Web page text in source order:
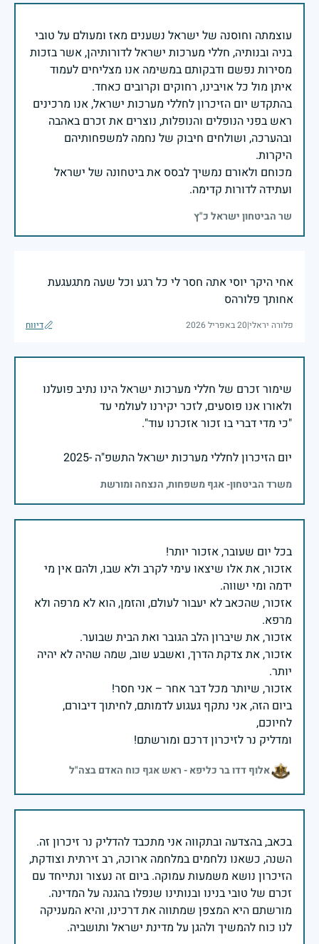
עוצמתה וחוסנה של ישראל נשענים מאז ומעולם על טובי
בניה ובנותיה, חללי מערכות ישראל לדורותיהן, אשר בזכות
מסירות נפשם ודבקותם במשימה אנו מצליחים לעמוד
בהתקדש יום הזיכרון לחללי מערכות ישראל, אנו מרכינים
ראש בפני הנופלים והנופלות, נוצרים את זכרם באהבה
ובהערכה, ושולחים חיבוק של נחמה למשפחותיהם
מכוחם ולאורם נמשיך לבסס את ביטחונה של ישראל
ועתידה לדורות קדימה.
שר הביטחון ישראל כ"ץ
אחי היקר יוסי אתה חסר לי כל רגע וכל שעה מתגעגעת
אחותך פלורהס
פלורה יראלי|20 באפריל 2026 דיווח
שימור זכרם של חללי מערכות ישראל הינו נתיב פועלנו
יום הזיכרון לחללי מערכות ישראל התשפ"ה -2025
משרד הביטחון- אגף משפחות, הנצחה ומורשת
אזכור, את אלו שיצאו עימי לקרב ולא שבו, ולהם אין מי
אזכור, שהכאב לא יעבור לעולם, והזמן, הוא לא מרפה ולא
אזכור, את צדקת הדרך, ואשבע שוב, שמה שהיה לא יהיה
ביום הזה, אני נתקף געגוע לדמותם, לחיתוך דיבורם,
ומדליק נר לזיכרון דרכם ומורשתם!
אלוף דדו בר כליפא - ראש אגף כוח האדם בצה"ל
בכאב, בהצדעה ובתקווה אני מתכבד להדליק נר זיכרון זה.
השנה, כשאנו נלחמים במלחמה ארוכה, רב זירתית וצודקת,
הזיכרון נושא משמעות עמוקה. ביום זה נעצור ונתייחד עם
זכרם של טובי בנינו ובנותינו שנפלו בהגנה על המדינה.
מורשתם היא המצפן שמתווה את דרכינו, והיא המעניקה